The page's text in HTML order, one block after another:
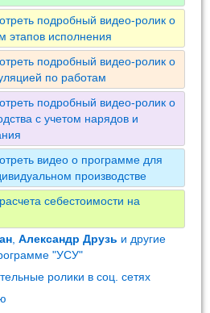
подробный видео-ролик о
этапов исполнения
подробный видео-ролик о
по работам
подробный видео-ролик о
с учетом нарядов и
видео о программе для
производстве
себестоимости на
,Александр Друзь и другие
"УСУ"
ролики в соц. сетях